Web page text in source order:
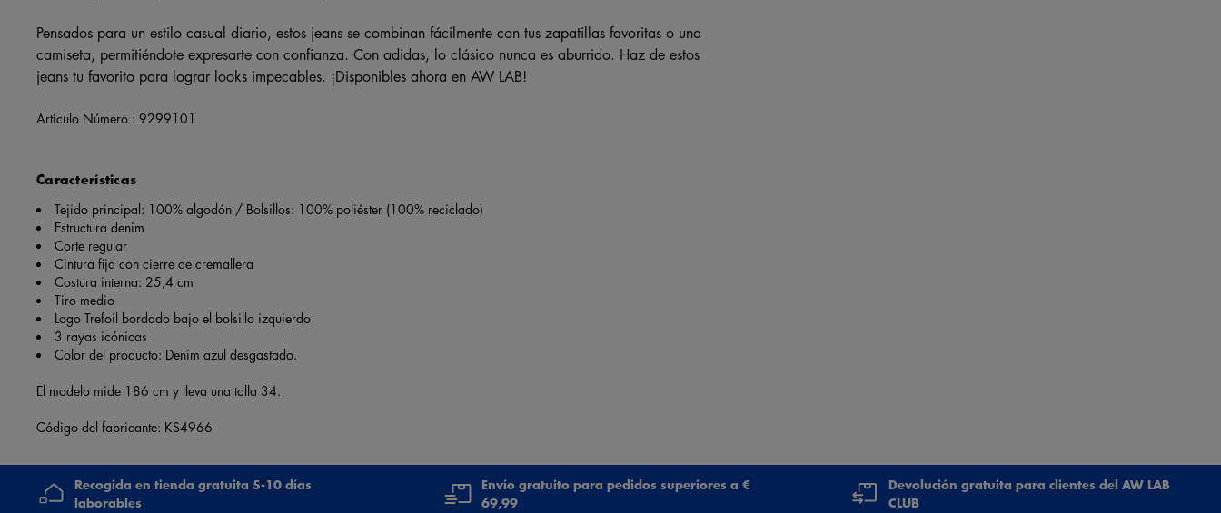
Pensados para un estilo casual diario, estos jeans se combinan fácilmente con tus zapatillas favoritas o una
camiseta, permitiéndote expresarte con confianza. Con adidas, lo clásico nunca es aburrido. Haz de estos
jeans tu favorito para lograr looks impecables. ¡Disponibles ahora en AW LAB!
Artículo Número : 9299101
Características
Tejido principal: 100% algodón / Bolsillos: 100% poliéster (100% reciclado)
Estructura denim
Corte regular
Cintura fija con cierre de cremallera
Costura interna: 25,4 cm
Tiro medio
Logo Trefoil bordado bajo el bolsillo izquierdo
3 rayas icónicas
Color del producto: Denim azul desgastado.
El modelo mide 186 cm y lleva una talla 34.
Código del fabricante: KS4966
Recogida en tienda gratuita 5-10 días
laborables
Envío gratuito para pedidos superiores a €
69,99
Devolución gratuita para clientes del AW LAB
CLUB